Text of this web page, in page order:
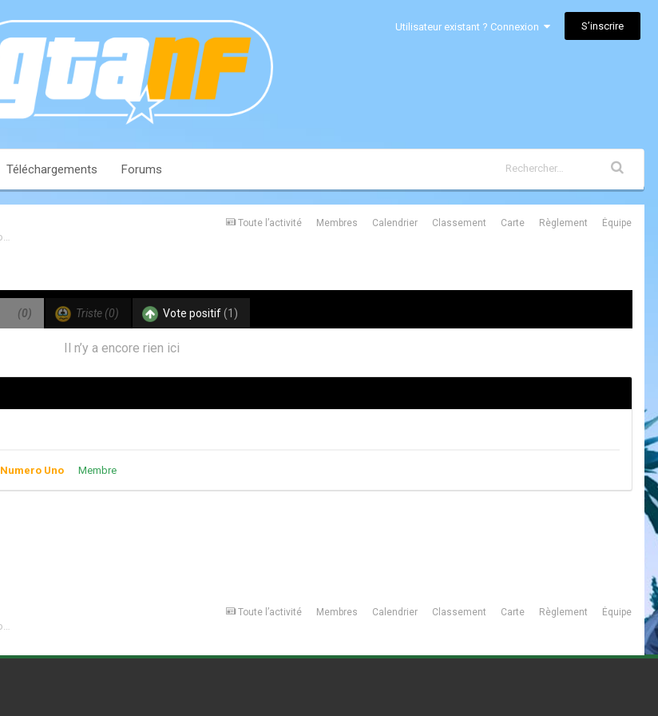
Utilisateur existant ? Connexion S’inscrire
Téléchargements Forums
Toute l’activité Membres Calendrier Classement Carte Règlement Équipe
GTA Online : La mise à jour « Haute finance et basses besognes » est maintenant disponible
(0) Triste (0) Vote positif(1)
Il n’y a encore rien ici
Numero Uno Membre
Toute l’activité Membres Calendrier Classement Carte Règlement Équipe
GTA Online : La mise à jour « Haute finance et basses besognes » est maintenant disponible